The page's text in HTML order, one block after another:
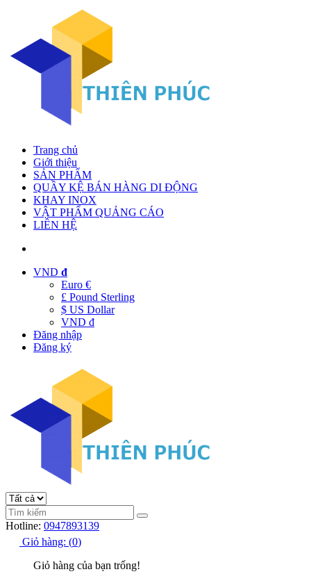
Trang chủ
Giới thiệu
SẢN PHẨM
QUẦY KỆ BÁN HÀNG DI ĐỘNG
KHAY INOX
VẬT PHẨM QUẢNG CÁO
LIÊN HỆ
VND đ
Euro €
£ Pound Sterling
$ US Dollar
VND đ
Đăng nhập
Đăng ký
Hotline: 0947893139
Giỏ hàng: (0)
Giỏ hàng của bạn trống!